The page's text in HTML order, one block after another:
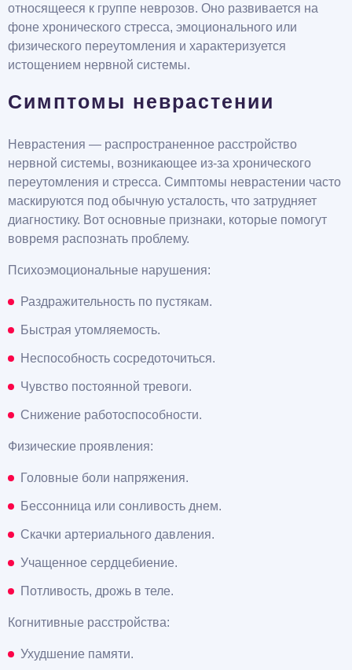
относящееся к группе неврозов. Оно развивается на
фоне хронического стресса, эмоционального или
физического переутомления и характеризуется
истощением нервной системы.
Симптомы неврастении
Неврастения — распространенное расстройство
нервной системы, возникающее из-за хронического
переутомления и стресса. Симптомы неврастении часто
маскируются под обычную усталость, что затрудняет
диагностику. Вот основные признаки, которые помогут
вовремя распознать проблему.
Психоэмоциональные нарушения:
Раздражительность по пустякам.
Быстрая утомляемость.
Неспособность сосредоточиться.
Чувство постоянной тревоги.
Снижение работоспособности.
Физические проявления:
Головные боли напряжения.
Бессонница или сонливость днем.
Скачки артериального давления.
Учащенное сердцебиение.
Потливость, дрожь в теле.
Когнитивные расстройства:
Ухудшение памяти.